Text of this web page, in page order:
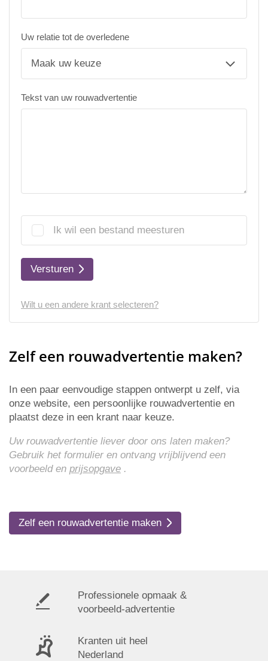
Uw relatie tot de overledene
Tekst van uw rouwadvertentie
Ik wil een bestand meesturen
Versturen
Wilt u een andere krant selecteren?
Zelf een rouwadvertentie maken?
In een paar eenvoudige stappen ontwerpt u zelf, via
onze website, een persoonlijke rouwadvertentie en
plaatst deze in een krant naar keuze.
Uw rouwadvertentie liever door ons laten maken?
Gebruik het formulier en ontvang vrijblijvend een
voorbeeld en prijsopgave .
Zelf een rouwadvertentie maken
Professionele opmaak &
voorbeeld-advertentie
Kranten uit heel
Nederland